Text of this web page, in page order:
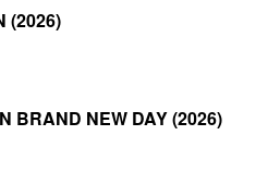
(2026)
BRAND NEW DAY (2026)